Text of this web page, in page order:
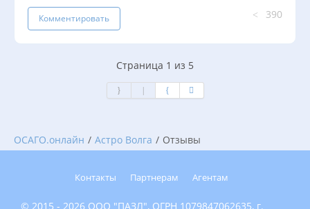
Комментировать 390
Страница 1 из 5
ОСАГО.онлайн / Астро Волга / Отзывы
Контакты Партнерам Агентам
© 2015 - 2026 ООО "ПАЗЛ", ОГРН 1079847062635, г.